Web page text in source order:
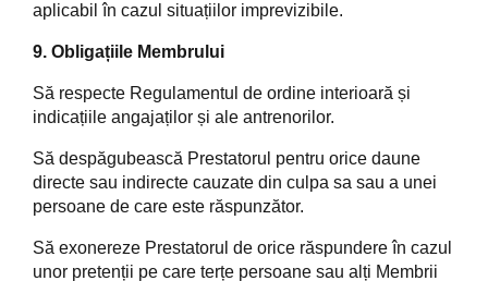
aplicabil în cazul situațiilor imprevizibile.
9. Obligațiile Membrului
Să respecte Regulamentul de ordine interioară și
indicațiile angajaților și ale antrenorilor.
Să despăgubească Prestatorul pentru orice daune
directe sau indirecte cauzate din culpa sa sau a unei
persoane de care este răspunzător.
Să exonereze Prestatorul de orice răspundere în cazul
unor pretenții pe care terțe persoane sau alți Membrii